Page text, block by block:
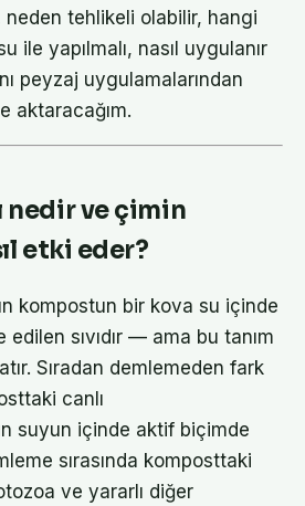
tehlikeli olabilir, hangi
ile yapılmalı, nasıl uygulanır
peyzaj uygulamalarından
aktaracağım.
nedir ve çimin
etki eder?
kompostun bir kova su içinde
sıvıdır — ama bu tanım
Sıradan demlemeden fark
canlı
suyun içinde aktif biçimde
sırasında komposttaki
ve yararlı diğer